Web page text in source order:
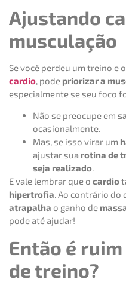
Ajustando
musculação
Se você perdeu um treino e o
cardio, pode priorizar a
especialmente se seu foco
Não se preocupe em
ocasionalmente.
Mas, se isso virar um
ajustar sua rotina de
seja realizado.
E vale lembrar que o cardio
hipertrofia. Ao contrário do
atrapalha o ganho de
pode até ajudar!
Então é
de treino?